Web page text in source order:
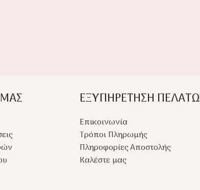
ΕΞΥΠΗΡΕΤΗΣΗ
Επικοινωνία
Τρόποι Πληρωμής
Πληροφορίες Αποστολής
Καλέστε μας